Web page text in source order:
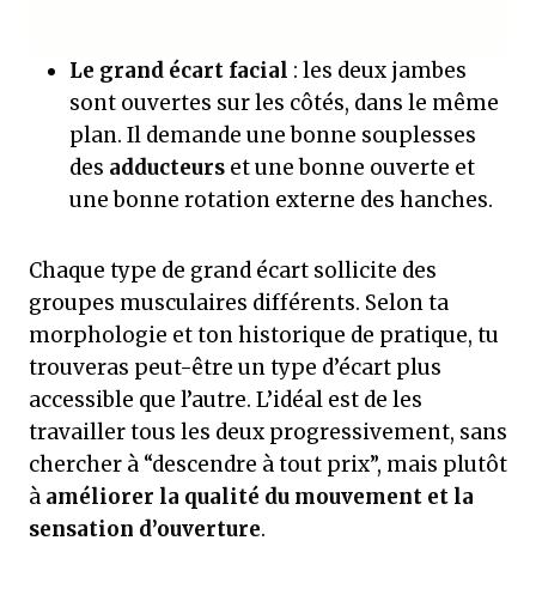
Le grand écart facial : les deux jambes
sont ouvertes sur les côtés, dans le même
plan. Il demande une bonne souplesses
des adducteurs et une bonne ouverte et
une bonne rotation externe des hanches.
Chaque type de grand écart sollicite des
groupes musculaires différents. Selon ta
morphologie et ton historique de pratique, tu
trouveras peut-être un type d’écart plus
accessible que l’autre. L’idéal est de les
travailler tous les deux progressivement, sans
chercher à “descendre à tout prix”, mais plutôt
à améliorer la qualité du mouvement et la
sensation d’ouverture.